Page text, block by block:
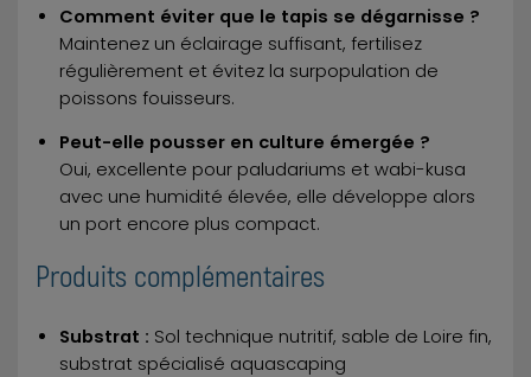
Comment éviter que le tapis se dégarnisse ?
Maintenez un éclairage suffisant, fertilisez
régulièrement et évitez la surpopulation de
poissons fouisseurs.
Peut-elle pousser en culture émergée ?
Oui, excellente pour paludariums et wabi-kusa
avec une humidité élevée, elle développe alors
un port encore plus compact.
Produits complémentaires
Substrat : Sol technique nutritif, sable de Loire fin,
substrat spécialisé aquascaping